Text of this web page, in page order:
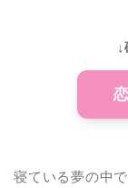
寝ている夢の中